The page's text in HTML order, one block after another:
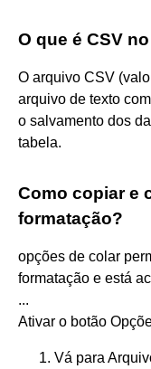
O que é CSV
O arquivo CSV
arquivo de texto
o salvamento dos
tabela.
Como copiar e
formatação?
opções de colar
formatação e está
...
Ativar o botão
Vá para